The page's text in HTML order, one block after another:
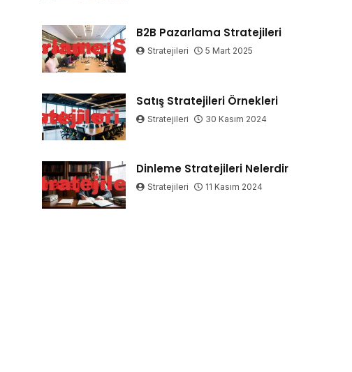
B2B Pazarlama Stratejileri
Stratejileri 5 Mart 2025
Satış Stratejileri Örnekleri
Stratejileri 30 Kasım 2024
Dinleme Stratejileri Nelerdir
Stratejileri 11 Kasım 2024